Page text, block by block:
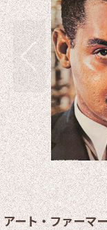
アート・ファーマ